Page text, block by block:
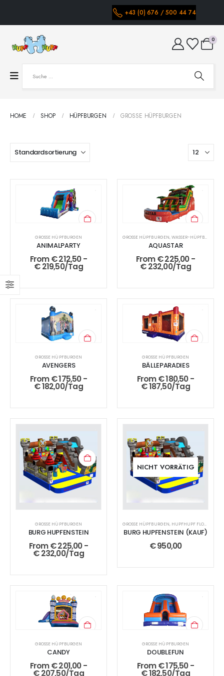
+43 (0) 676 / 500 44 74
0
HOME SHOP HÜPFBURGEN GROSSE HÜPFBURGEN
GROSSE HÜPFBURGEN
ANIMALPARTY
From€212,50-
€219,50/Tag
GROSSE HÜPFBURGEN , WASSER-HÜPFBURGEN
AQUASTAR
From€225,00-
€232,00/Tag
GROSSE HÜPFBURGEN
AVENGERS
From€175,50-
€182,00/Tag
GROSSE HÜPFBURGEN
BÄLLEPARADIES
From€180,50-
€187,50/Tag
GROSSE HÜPFBURGEN
BURG HUPFENSTEIN
From€225,00-
€232,00/Tag
NICHT VORRÄTIG
GROSSE HÜPFBURGEN , HUPFHUPF FLOHMARKT
BURG HUPFENSTEIN (KAUF)
€950,00
GROSSE HÜPFBURGEN
CANDY
From€201,00-
€207,50/Tag
GROSSE HÜPFBURGEN
DOUBLEFUN
From€175,50-
€182,50/Tag